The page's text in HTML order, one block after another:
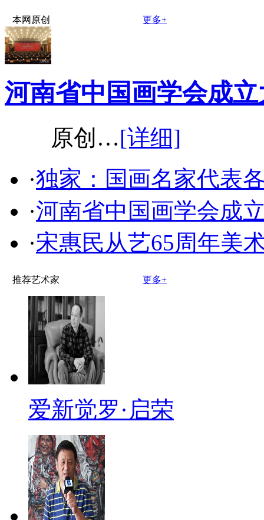
本网原创 更多+
河南省中国画学会成
原创…[详细]
·独家：国画名家代表
·河南省中国画学会成
·宋惠民从艺65周年美
推荐艺术家 更多+
爱新觉罗·启荣